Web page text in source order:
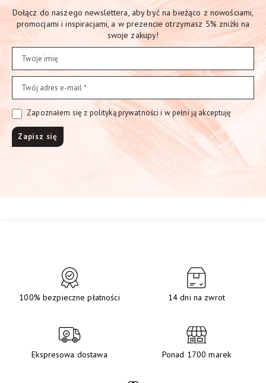
Dołącz do naszego newslettera, aby być na bieżąco z nowościami,
promocjami i inspiracjami, a w prezencie otrzymasz 5% zniżki na
swoje zakupy!
Zapoznałem się z polityką prywatności i w pełni ją akceptuję
100% bezpieczne płatności 14 dni na zwrot
Ekspresowa dostawa Ponad 1700 marek